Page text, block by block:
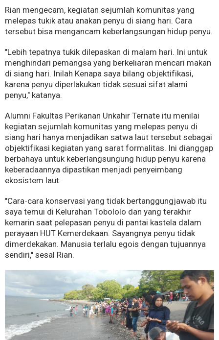
Rian mengecam, kegiatan sejumlah komunitas yang
melepas tukik atau anakan penyu di siang hari. Cara
tersebut bisa mengancam keberlangsungan hidup penyu.
"Lebih tepatnya tukik dilepaskan di malam hari. Ini untuk
menghindari pemangsa yang berkeliaran mencari makan
di siang hari. Inilah Kenapa saya bilang objektifikasi,
karena penyu diperlakukan tidak sesuai sifat alami
penyu," katanya.
Alumni Fakultas Perikanan Unkahir Ternate itu menilai
kegiatan sejumlah komunitas yang melepas penyu di
siang hari hanya menjadikan satwa laut tersebut sebagai
objektifikasi kegiatan yang sarat formalitas. Ini dianggap
berbahaya untuk keberlangsungung hidup penyu karena
keberadaannya dipastikan menjadi penyeimbang
ekosistem laut.
"Cara-cara konservasi yang tidak bertanggungjawab itu
saya temui di Kelurahan Tobololo dan yang terakhir
kemarin saat pelepasan penyu di pantai kastela dalam
perayaan HUT Kemerdekaan. Sayangnya penyu tidak
dimerdekakan. Manusia terlalu egois dengan tujuannya
sendiri," sesal Rian.